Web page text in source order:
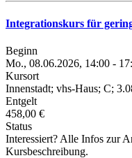
Integrationskurs für
Beginn
Mo., 08.06.2026, 14:00 -
Kursort
Innenstadt; vhs-Haus; C;
Entgelt
458,00 €
Status
Interessiert? Alle Infos zur
Kursbeschreibung.